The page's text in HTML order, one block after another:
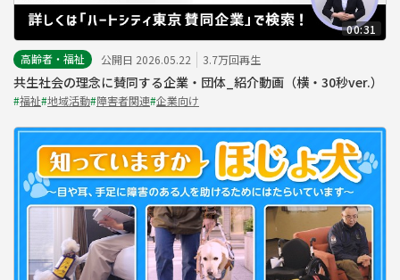
00:31
高齢者・福祉
公開日 2026.05.22 3.7万回再生
共生社会の理念に賛同する企業・団体_紹介動画（横・30秒ver.）
#福祉#地域活動#障害者関連#企業向け